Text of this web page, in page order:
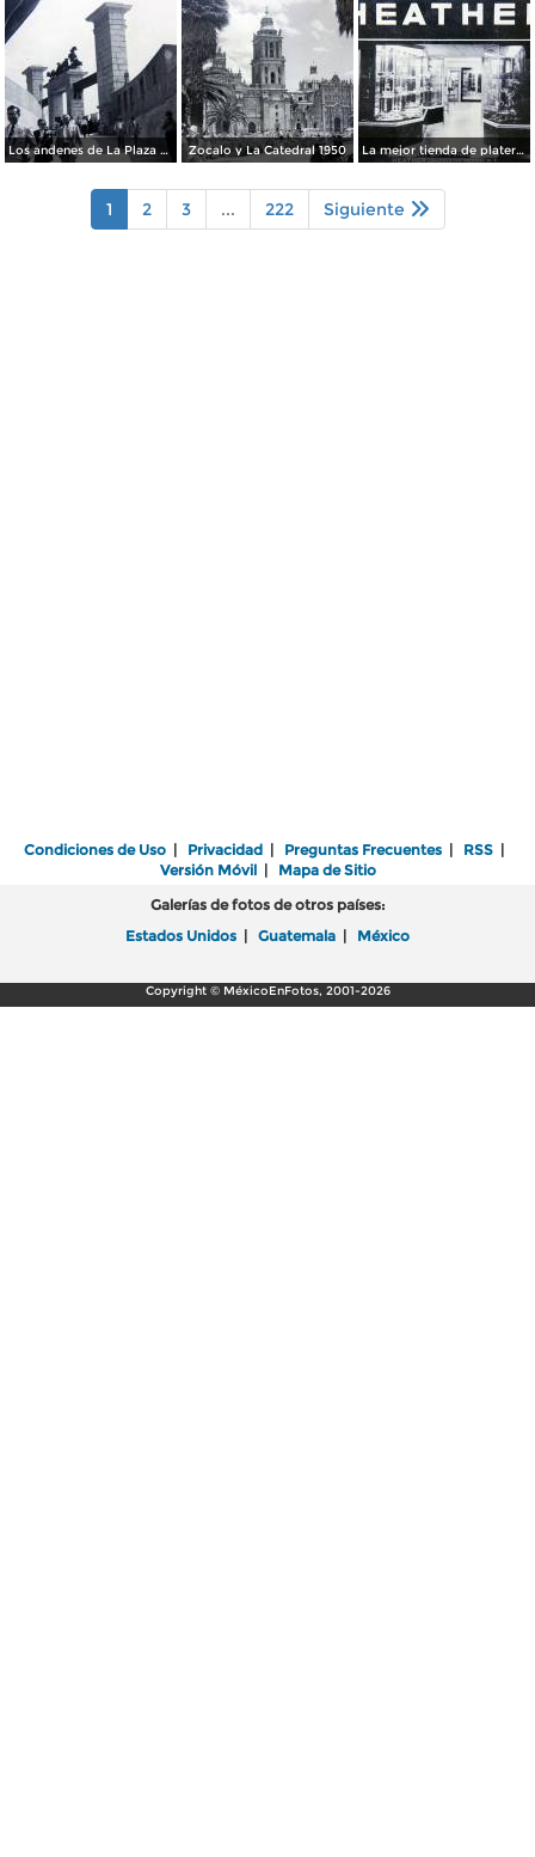
Los andenes de La Plaza de toros Ciudad de México 1950 Zocalo y La Catedral 1950 La mejor tienda de plateria.
1 2 3 ... 222 Siguiente
Condiciones de Uso | Privacidad | Preguntas Frecuentes | RSS |
Versión Móvil| Mapa de Sitio
Galerías de fotos de otros países:
Estados Unidos | Guatemala | México
Copyright © MéxicoEnFotos, 2001-2026